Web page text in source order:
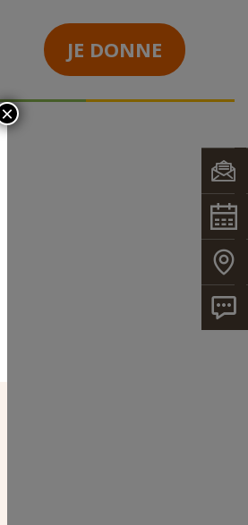
JE DONNE
×